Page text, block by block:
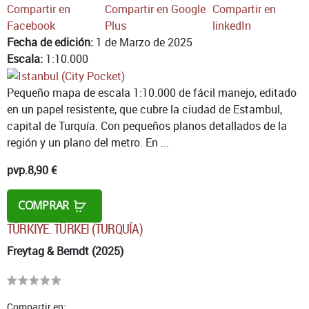
Compartir en
Facebook
Compartir en Google
Plus
Compartir en
linkedIn
Fecha de edición: 1 de Marzo de 2025
Escala: 1:10.000
Pequeño mapa de escala 1:10.000 de fácil manejo, editado
en un papel resistente, que cubre la ciudad de Estambul,
capital de Turquía. Con pequeños planos detallados de la
región y un plano del metro. En ...
pvp.8,90 €
COMPRAR
TÜRKIYE. TÜRKEI (TURQUÍA)
Freytag & Berndt (2025)